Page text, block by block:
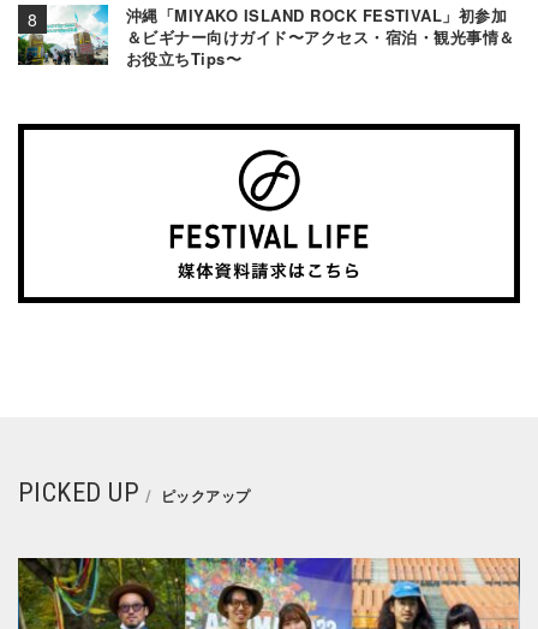
沖縄「MIYAKO ISLAND ROCK FESTIVAL」初参加
＆ビギナー向けガイド〜アクセス・宿泊・観光事情＆
お役立ちTips〜
PICKED UP ピックアップ